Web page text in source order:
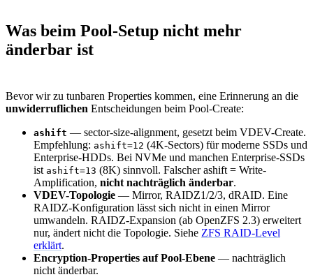
Was beim Pool-Setup nicht mehr
änderbar ist
Bevor wir zu tunbaren Properties kommen, eine Erinnerung an die
unwiderruflichen Entscheidungen beim Pool-Create:
ashift — sector-size-alignment, gesetzt beim VDEV-Create.
Empfehlung: ashift=12 (4K-Sectors) für moderne SSDs und
Enterprise-HDDs. Bei NVMe und manchen Enterprise-SSDs
ist ashift=13 (8K) sinnvoll. Falscher ashift = Write-
Amplification, nicht nachträglich änderbar.
VDEV-Topologie — Mirror, RAIDZ1/2/3, dRAID. Eine
RAIDZ-Konfiguration lässt sich nicht in einen Mirror
umwandeln. RAIDZ-Expansion (ab OpenZFS 2.3) erweitert
nur, ändert nicht die Topologie. Siehe ZFS RAID-Level
erklärt.
Encryption-Properties auf Pool-Ebene — nachträglich
nicht änderbar.